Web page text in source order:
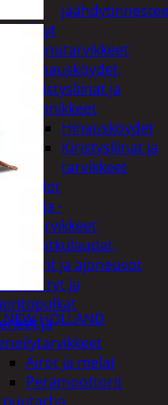
Öljyt
Perävaunutarvikkeet
Hinausköydet,
kiristysliinat ja
kiinnikkeet
Hinausköydet
Kiristysliinat ja
tarvikkeet
Valot
Rengas ja -
vannetarvikkeet
Sähköpotkulaudat,
skootterit ja ajoneuvot
Tukkikärryt ja
ja
Airot ja melat
Perämoottorit
NEW HOLLAND